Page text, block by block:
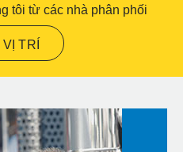
tôi từ các nhà phân phối
TRÍ